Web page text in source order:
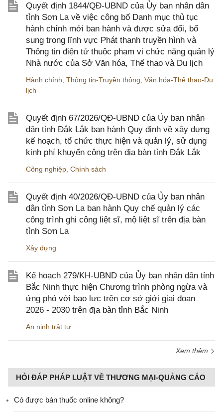
Quyết định 1844/QĐ-UBND của Ủy ban nhân dân
tỉnh Sơn La về việc công bố Danh mục thủ tục
hành chính mới ban hành và được sửa đổi, bổ
sung trong lĩnh vực Phát thanh truyền hình và
Thông tin điện tử thuộc phạm vi chức năng quản lý
Nhà nước của Sở Văn hóa, Thể thao và Du lịch
Hành chính Thông tin-Truyền thông Văn hóa-Thể thao-Du
lịch
Quyết định 67/2026/QĐ-UBND của Ủy ban nhân
dân tỉnh Đắk Lắk ban hành Quy định về xây dựng
kế hoạch, tổ chức thực hiện và quản lý, sử dụng
kinh phí khuyến công trên địa bàn tỉnh Đắk Lắk
Công nghiệp Chính sách
Quyết định 40/2026/QĐ-UBND của Ủy ban nhân
dân tỉnh Sơn La ban hành Quy chế quản lý các
công trình ghi công liệt sĩ, mộ liệt sĩ trên địa bàn
tỉnh Sơn La
Xây dựng
Kế hoạch 279/KH-UBND của Ủy ban nhân dân tỉnh
Bắc Ninh thực hiện Chương trình phòng ngừa và
ứng phó với bạo lực trên cơ sở giới giai đoạn
2026 - 2030 trên địa bàn tỉnh Bắc Ninh
An ninh trật tự
Xem thêm
HỎI ĐÁP PHÁP LUẬT VỀ THƯƠNG MẠI-QUẢNG CÁO
Có được bán thuốc online không?